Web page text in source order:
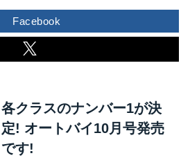
し、答えは2択。 1.洗ったこと
がある 2.洗ったことがない さ
て、その結果は...? 内装を洗っ
す。 写真はイメージというこ
とで。
Facebook
各クラスのナンバー1が決
定! オートバイ10月号発売
です!